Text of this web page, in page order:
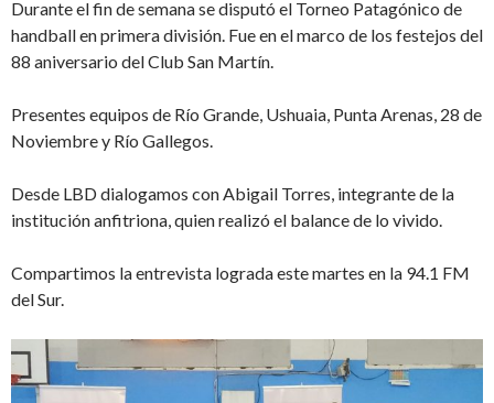
Durante el fin de semana se disputó el Torneo Patagónico de
handball en primera división. Fue en el marco de los festejos del
88 aniversario del Club San Martín.
Presentes equipos de Río Grande, Ushuaia, Punta Arenas, 28 de
Noviembre y Río Gallegos.
Desde LBD dialogamos con Abigail Torres, integrante de la
institución anfitriona, quien realizó el balance de lo vivido.
Compartimos la entrevista lograda este martes en la 94.1 FM
del Sur.